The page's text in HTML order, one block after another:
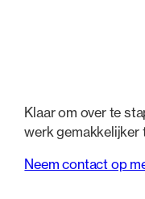
Klaar om over te
werk gemakkelijker
Neem contact op